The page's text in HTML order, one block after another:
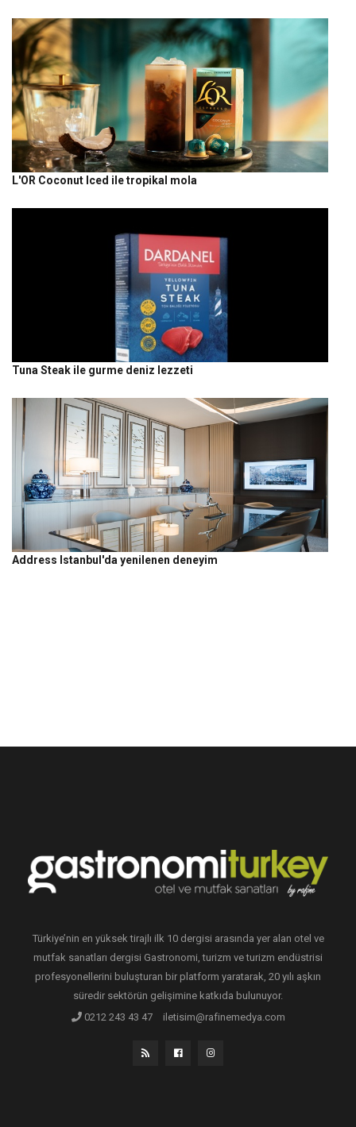
L'OR Coconut Iced ile tropikal mola
Tuna Steak ile gurme deniz lezzeti
Address Istanbul'da yenilenen deneyim
Türkiye’nin en yüksek tirajlı ilk 10 dergisi arasında yer alan otel ve
mutfak sanatları dergisi Gastronomi, turizm ve turizm endüstrisi
profesyonellerini buluşturan bir platform yaratarak, 20 yılı aşkın
süredir sektörün gelişimine katkıda bulunuyor.
0212 243 43 47
iletisim@rafinemedya.com